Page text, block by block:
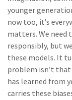
younger
now too, it’s
matters. We need
responsibly, but
these models. It
problem isn’t
has learned from
carries these